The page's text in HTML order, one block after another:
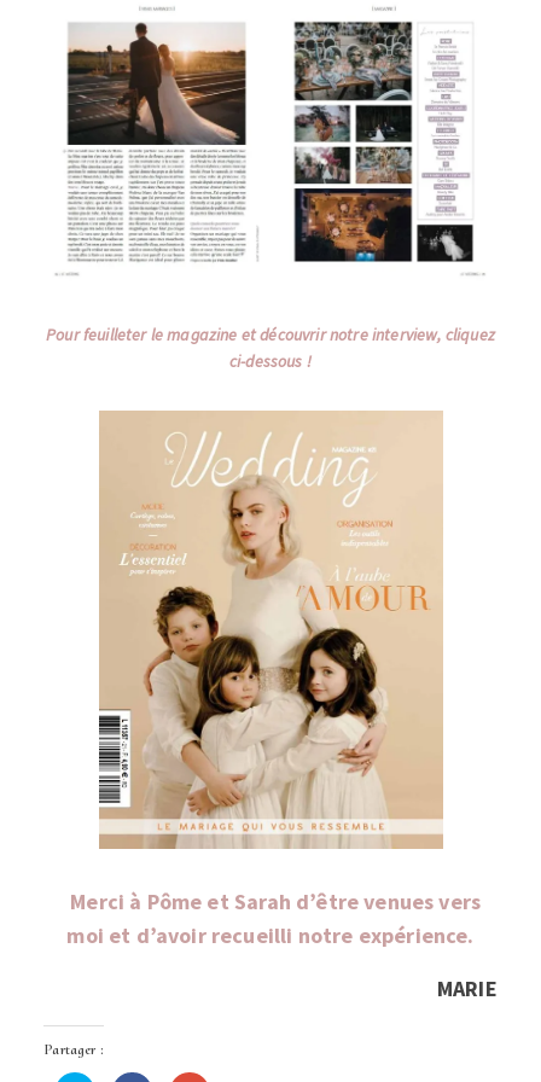
Pour feuilleter le magazine et découvrir notre interview, cliquez
ci-dessous !
Merci à Pôme et Sarah d’être venues vers
moi et d’avoir recueilli notre expérience.
MARIE
Partager :